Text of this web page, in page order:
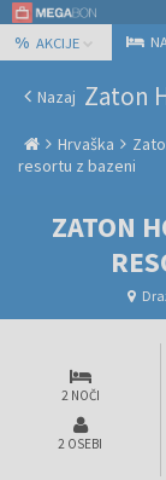
% AKCIJE
Nazaj
Hrvaška
resortu z bazeni
ZATON
2 NOČI
2 OSEBI